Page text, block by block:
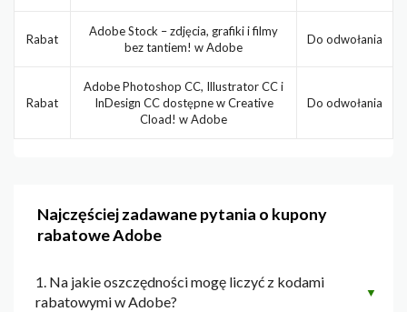
Rabat
Adobe Stock – zdjęcia, grafiki i filmy
bez tantiem! w Adobe
Do odwołania
Rabat
Adobe Photoshop CC, Illustrator CC i
InDesign CC dostępne w Creative
Cload! w Adobe
Do odwołania
Najczęściej zadawane pytania o kupony
rabatowe Adobe
1. Na jakie oszczędności mogę liczyć z kodami
rabatowymi w Adobe?
▼